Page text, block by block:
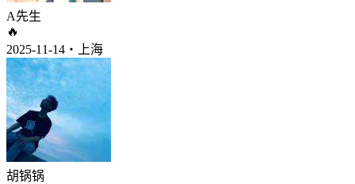
A先生
🔥
2025-11-14・上海
胡锅锅